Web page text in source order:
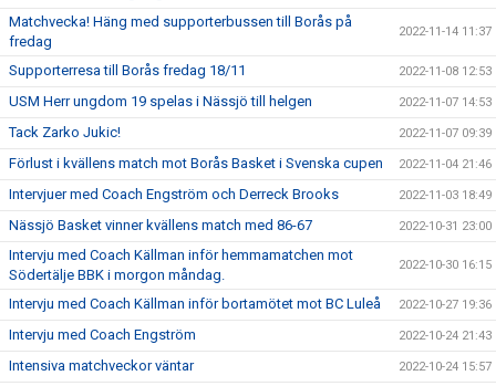
Matchvecka! Häng med supporterbussen till Borås på
fredag
2022-11-14 11:37
Supporterresa till Borås fredag 18/11 2022-11-08 12:53
USM Herr ungdom 19 spelas i Nässjö till helgen 2022-11-07 14:53
Tack Zarko Jukic! 2022-11-07 09:39
Förlust i kvällens match mot Borås Basket i Svenska cupen 2022-11-04 21:46
Intervjuer med Coach Engström och Derreck Brooks 2022-11-03 18:49
Nässjö Basket vinner kvällens match med 86-67 2022-10-31 23:00
Intervju med Coach Källman inför hemmamatchen mot
Södertälje BBK i morgon måndag.
2022-10-30 16:15
Intervju med Coach Källman inför bortamötet mot BC Luleå 2022-10-27 19:36
Intervju med Coach Engström 2022-10-24 21:43
Intensiva matchveckor väntar 2022-10-24 15:57